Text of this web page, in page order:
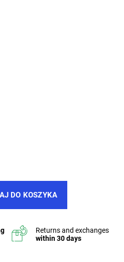
DO KOSZYKA